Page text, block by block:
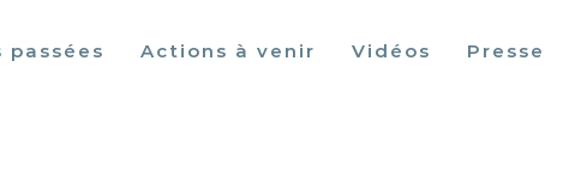
passées Actions à venir Vidéos Presse